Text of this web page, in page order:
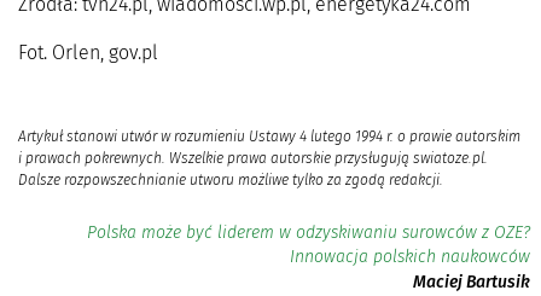
Źródła: tvn24.pl, wiadomosci.wp.pl, energetyka24.com
Fot. Orlen, gov.pl
Artykuł stanowi utwór w rozumieniu Ustawy 4 lutego 1994 r. o prawie autorskim
i prawach pokrewnych. Wszelkie prawa autorskie przysługują swiatoze.pl.
Dalsze rozpowszechnianie utworu możliwe tylko za zgodą redakcji.
Polska może być liderem w odzyskiwaniu surowców z OZE?
Innowacja polskich naukowców
Maciej Bartusik